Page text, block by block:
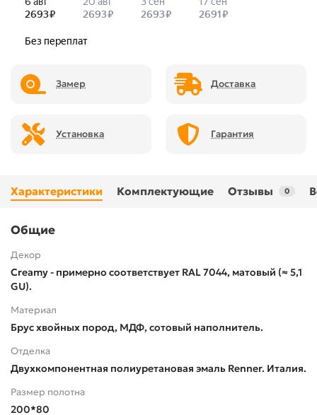
Замер Доставка
Установка Гарантия
Характеристики Комплектующие Отзывы 0
Общие
Декор
Creamy - примерно соответствует RAL 7044, матовый (≈ 5,1
GU).
Материал
Брус хвойных пород, МДФ, сотовый наполнитель.
Отделка
Двухкомпонентная полиуретановая эмаль Renner. Италия.
Размер полотна
200*80